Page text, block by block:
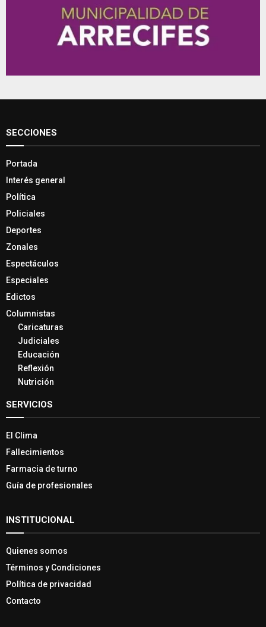
SECCIONES
Portada
Interés general
Política
Policiales
Deportes
Zonales
Espectáculos
Especiales
Edictos
Columnistas
Caricaturas
Judiciales
Educación
Reflexión
Nutrición
SERVICIOS
El Clima
Fallecimientos
Farmacia de turno
Guía de profesionales
INSTITUCIONAL
Quienes somos
Términos y Condiciones
Política de privacidad
Contacto